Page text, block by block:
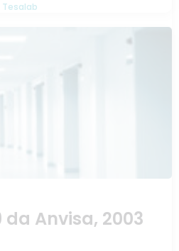
Tesalab
da Anvisa, 2003